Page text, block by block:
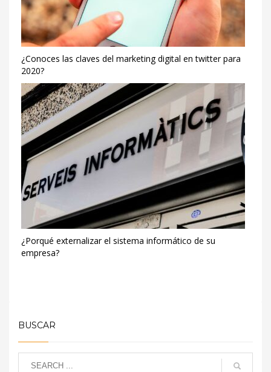
¿Conoces las claves del marketing digital en twitter para
2020?
¿Porqué externalizar el sistema informático de su
empresa?
BUSCAR